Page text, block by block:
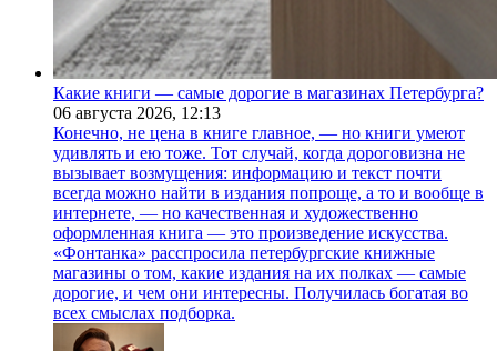
Какие книги — самые дорогие в магазинах Петербурга?
06 августа 2026, 12:13
Конечно, не цена в книге главное, — но книги умеют
удивлять и ею тоже. Тот случай, когда дороговизна не
вызывает возмущения: информацию и текст почти
всегда можно найти в издания попроще, а то и вообще в
интернете, — но качественная и художественно
оформленная книга — это произведение искусства.
«Фонтанка» расспросила петербургские книжные
магазины о том, какие издания на их полках — самые
дорогие, и чем они интересны. Получилась богатая во
всех смыслах подборка.